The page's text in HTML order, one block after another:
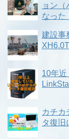
ョン
なった
建設事
10年
カチカ
タ復旧